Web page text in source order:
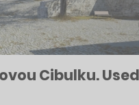
Cibulku.